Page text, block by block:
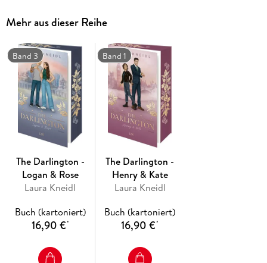
arroganten Hotelerben nicht ausstehen, nur leider bleibt ihr
keine andere Wahl, als sich Ethan anzuvertrauen, damit er sie
nicht auffliegen lässt. Das gemeinsame Geheimnis bringt die
beiden einander näher, bis sie der starken Anziehung
zwischen ihnen nicht länger widerstehen können - und
wollen. Band 2 der The-DArlington-Reihe von Bestseller-
Autorin Laura Kneidl
Mehr aus dieser Reihe
Band 3
The Darlington -
Logan & Rose
Laura Kneidl
Buch (kartoniert)
16,90 €*
Band 1
The Darlington -
Henry & Kate
Laura Kneidl
Buch (kartoniert)
16,90 €*